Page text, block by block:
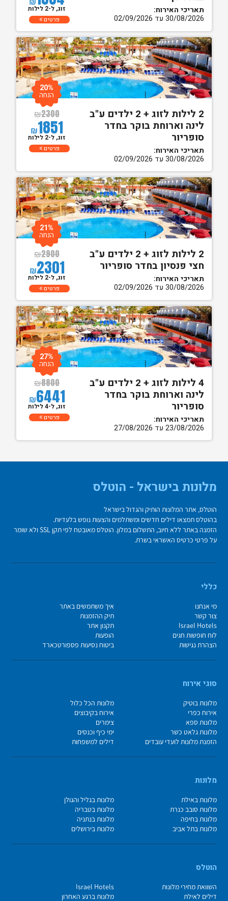
תאריכי האירוח:
30/08/2026 עד 02/09/2026
זוג, ל-2 לילות
פרטים
2 לילות לזוג + 2 ילדים ע"ב
לינה וארוחת בוקר בחדר
סופריור
תאריכי האירוח:
30/08/2026 עד 02/09/2026
₪2300
₪1851
20%
הנחה
זוג, ל-2 לילות
פרטים
2 לילות לזוג + 2 ילדים ע"ב
חצי פנסיון בחדר סופריור
תאריכי האירוח:
30/08/2026 עד 02/09/2026
₪2900
₪2301
21%
הנחה
זוג, ל-2 לילות
פרטים
4 לילות לזוג + 2 ילדים ע"ב
לינה וארוחת בוקר בחדר
סופריור
תאריכי האירוח:
23/08/2026 עד 27/08/2026
₪8800
₪6441
27%
הנחה
זוג, ל-4 לילות
פרטים
מלונות בישראל - הוטלס
הוטלס, אתר המלונות הותיק והגדול בישראל
בהוטלס תמצאו דילים חדשים ומשתלמים והצעות נופש בלעדיות.
הזמנה באתר ללא חיוב, התשלום במלון. הוטלס מאובטח לפי תקן SSL ולא שומר
על פרטי כרטיס האשראי בשרת.
כללי
מי אנחנו
איך משתמשים באתר
צור קשר
תיק ההזמנות
Israel Hotels
תקנון אתר
לוח חופשות חגים
הופעות
הצהרת נגישות
ביטוח נסיעות פספורטכארד
סוגי אירוח
מלונות בוטיק
מלונות הכל כלול
אירוח כפרי
אירוח בקיבוצים
מלונות ספא
צימרים
מלונות גלאט כשר
ימי כיף וכנסים
הזמנת מלונות לועדי עובדים
דילים למשפחות
מלונות
מלונות באילת
מלונות בגליל והגולן
מלונות סובב כנרת
מלונות בטבריה
מלונות בחיפה
מלונות בנתניה
מלונות בתל אביב
מלונות בירושלים
הוטלס
השוואת מחירי מלונות
Israel Hotels
דילים לאילת
מלונות ברגע האחרון